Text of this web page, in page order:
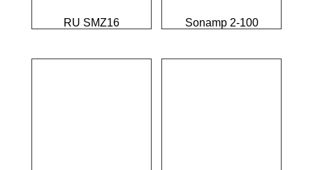
RU SMZ16 Sonamp 2-100